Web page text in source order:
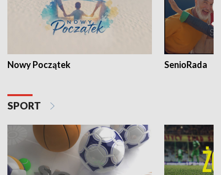
Nowy Początek SenioRada
SPORT